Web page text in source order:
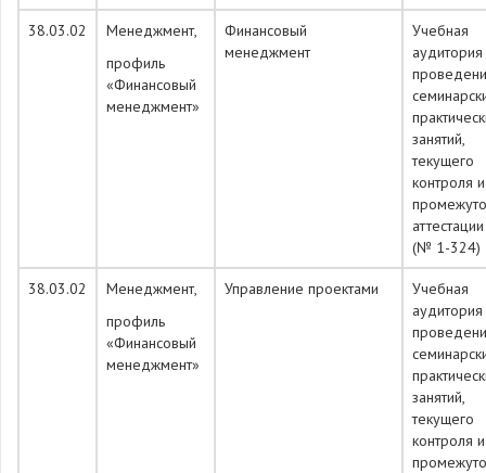
38.03.02
Менеджмент,
профиль
«Финансовый
менеджмент»
Финансовый
менеджмент
Учебная
занятий,
текущего
контроля и
аттестации
(№ 1-324)
38.03.02
Менеджмент,
профиль
«Финансовый
менеджмент»
Управление проектами
Учебная
занятий,
текущего
контроля и